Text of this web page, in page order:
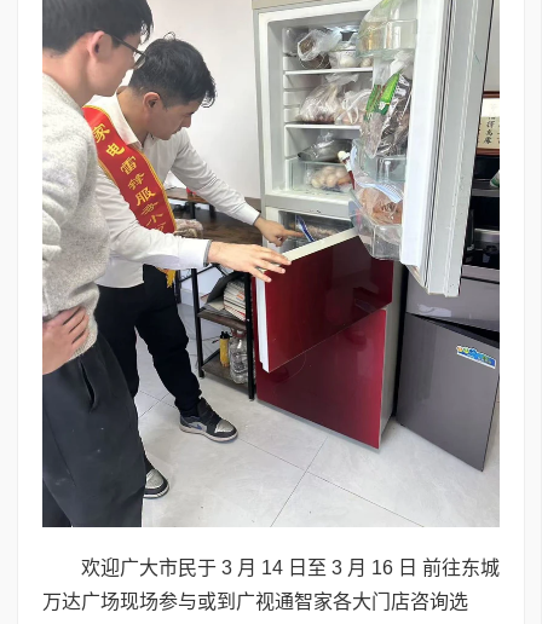
欢迎广大市民于 3 月 14 日至 3 月 16 日 前往东城
万达广场现场参与或到广视通智家各大门店咨询选